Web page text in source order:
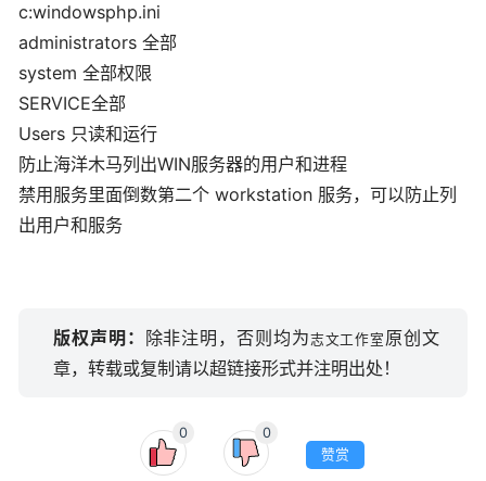
c:windowsphp.ini
administrators 全部
system 全部权限
SERVICE全部
Users 只读和运行
防止海洋木马列出WIN服务器的用户和进程
禁用服务里面倒数第二个 workstation 服务，可以防止列
出用户和服务
版权声明： 除非注明，否则均为志文工作室 原创文
章，转载或复制请以超链接形式并注明出处！
0
0
赞赏